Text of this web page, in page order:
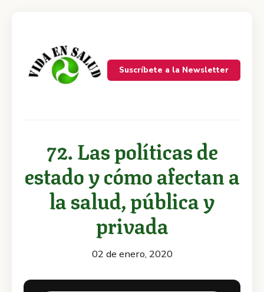
Suscríbete a la Newsletter
72. Las políticas de
estado y cómo afectan a
la salud, pública y
privada
02 de enero, 2020